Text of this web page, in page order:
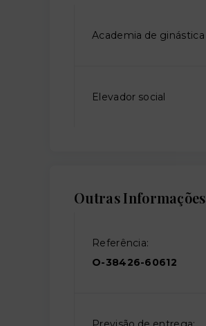
Academia de ginástica
Elevador social
Outras Informações
Referência:
O-38426-60612